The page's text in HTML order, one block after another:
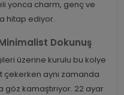
yonca charm, genç ve
hitap ediyor.
Dokunuş
üzerine kurulu bu kolye
çekerken aynı zamanda
göz kamaştırıyor. 22 ayar